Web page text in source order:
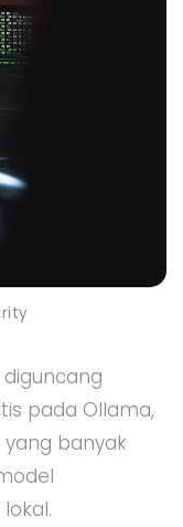
pada Ollama,
banyak